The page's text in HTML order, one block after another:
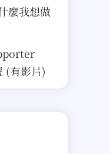
麼我想做
(有影片)